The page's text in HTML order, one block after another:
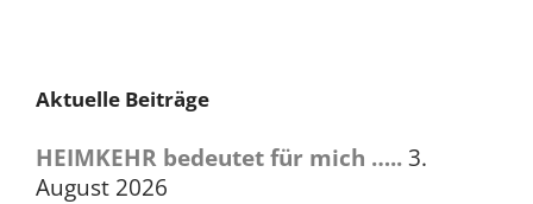
Aktuelle Beiträge
HEIMKEHR bedeutet für mich …..3.
August 2026